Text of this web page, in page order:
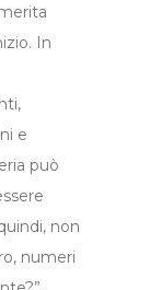
In
e
può
non
numeri